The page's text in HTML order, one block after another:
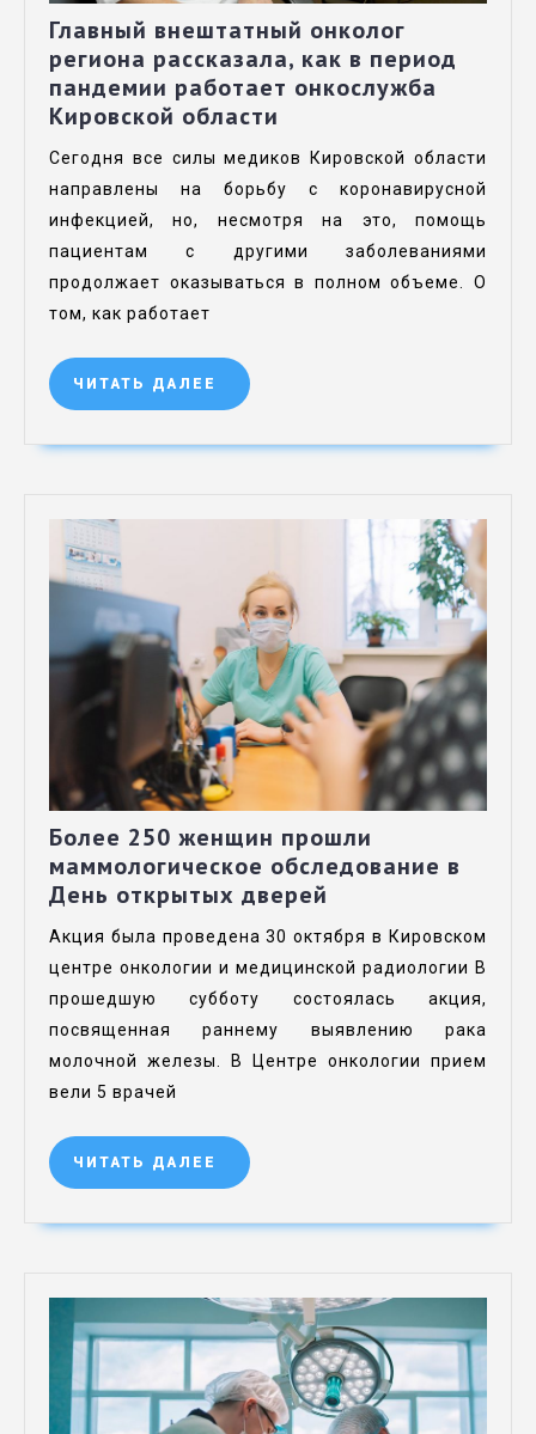
Главный внештатный онколог
региона рассказала, как в период
пандемии работает онкослужба
Кировской области
Сегодня все силы медиков Кировской области
направлены на борьбу с коронавирусной
инфекцией, но, несмотря на это, помощь
пациентам с другими заболеваниями
продолжает оказываться в полном объеме. О
том, как работает
ЧИТАТЬ ДАЛЕЕ
Более 250 женщин прошли
маммологическое обследование в
День открытых дверей
Акция была проведена 30 октября в Кировском
центре онкологии и медицинской радиологии В
прошедшую субботу состоялась акция,
посвященная раннему выявлению рака
молочной железы. В Центре онкологии прием
вели 5 врачей
ЧИТАТЬ ДАЛЕЕ